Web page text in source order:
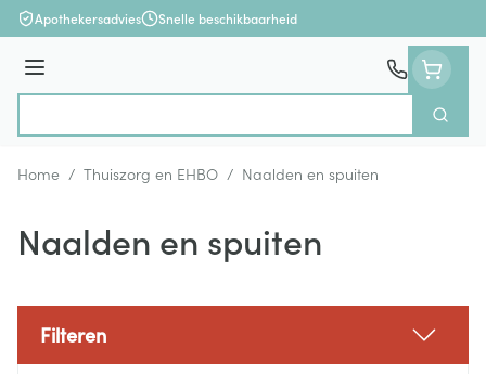
Ga naar de inhoud
Apothekersadvies Snelle beschikbaarheid
Menu
Zoek
Home / Thuiszorg en EHBO / Naalden en spuiten
Naalden en spuiten
Filteren